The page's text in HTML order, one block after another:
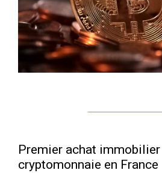
Premier achat immobilier
cryptomonnaie en France